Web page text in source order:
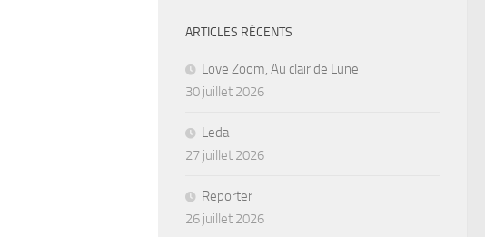
ARTICLES RÉCENTS
Love Zoom, Au clair de Lune
30 juillet 2026
Leda
27 juillet 2026
Reporter
26 juillet 2026